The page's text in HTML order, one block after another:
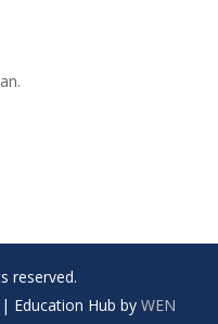
reserved.
| Education Hub by WEN